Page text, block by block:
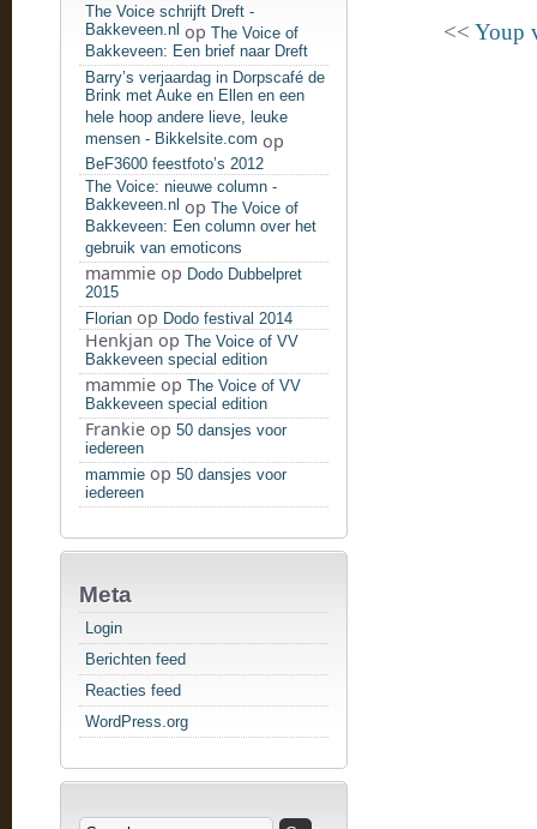
The Voice schrijft Dreft -
Bakkeveen.nl op The Voice of
Bakkeveen: Een brief naar Dreft
Barry’s verjaardag in Dorpscafé de
Brink met Auke en Ellen en een
hele hoop andere lieve, leuke
mensen - Bikkelsite.com op
BeF3600 feestfoto’s 2012
The Voice: nieuwe column -
Bakkeveen.nl op The Voice of
Bakkeveen: Een column over het
gebruik van emoticons
mammie op Dodo Dubbelpret
2015
Florian op Dodo festival 2014
Henkjan op The Voice of VV
Bakkeveen special edition
mammie op The Voice of VV
Bakkeveen special edition
Frankie op 50 dansjes voor
iedereen
mammie op 50 dansjes voor
iedereen
Meta
Login
Berichten feed
Reacties feed
WordPress.org
<< Youp